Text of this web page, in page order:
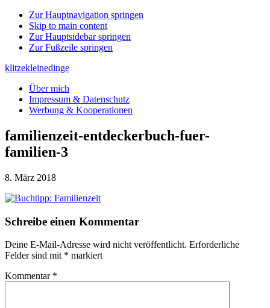
Zur Hauptnavigation springen
Skip to main content
Zur Hauptsidebar springen
Zur Fußzeile springen
klitzekleinedinge
Über mich
Impressum & Datenschutz
Werbung & Kooperationen
familienzeit-entdeckerbuch-fuer-
familien-3
8. März 2018
Leser-
Schreibe einen Kommentar
Deine E-Mail-Adresse wird nicht veröffentlicht. Erforderliche
Felder sind mit * markiert
Kommentar *